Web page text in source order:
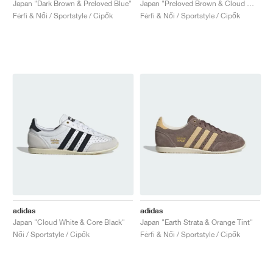
Japan "Dark Brown & Preloved Blue"
Férfi & Női / Sportstyle / Cipők
Férfi & Női / Sportstyle / Cipők
adidas
Japan "Cloud White & Core Black"
Női / Sportstyle / Cipők
adidas
Japan "Earth Strata & Orange Tint"
Férfi & Női / Sportstyle / Cipők